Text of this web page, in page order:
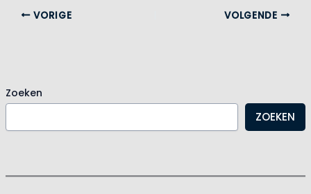
Zoeken
ZOEKEN
VORIGE VOLGENDE